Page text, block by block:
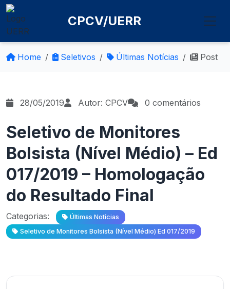
CPCV/UERR
Home Seletivos Últimas Notícias Post
28/05/2019 Autor: CPCV 0 comentários
Seletivo de Monitores
Bolsista (Nível Médio) – Ed
017/2019 – Homologação
do Resultado Final
Categorias:
Últimas Notícias
Seletivo de Monitores Bolsista (Nível Médio) Ed 017/2019